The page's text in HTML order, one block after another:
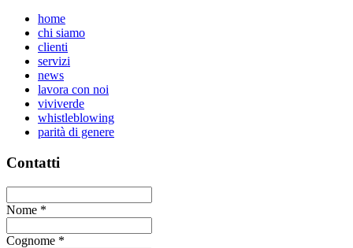
home
chi siamo
clienti
servizi
news
lavora con noi
viviverde
whistleblowing
parità di genere
Contatti
Nome *
Cognome *